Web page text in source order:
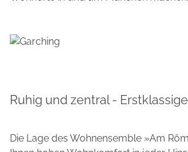
Ruhig und zentral -
Die Lage des Wohnensemble »Am